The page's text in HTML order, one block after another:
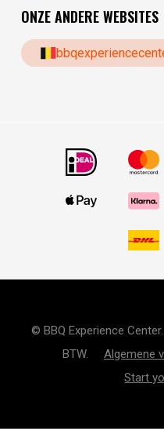
ONZE ANDERE WEBSITES
© BBQ Experience
BTW. Algemene
Start